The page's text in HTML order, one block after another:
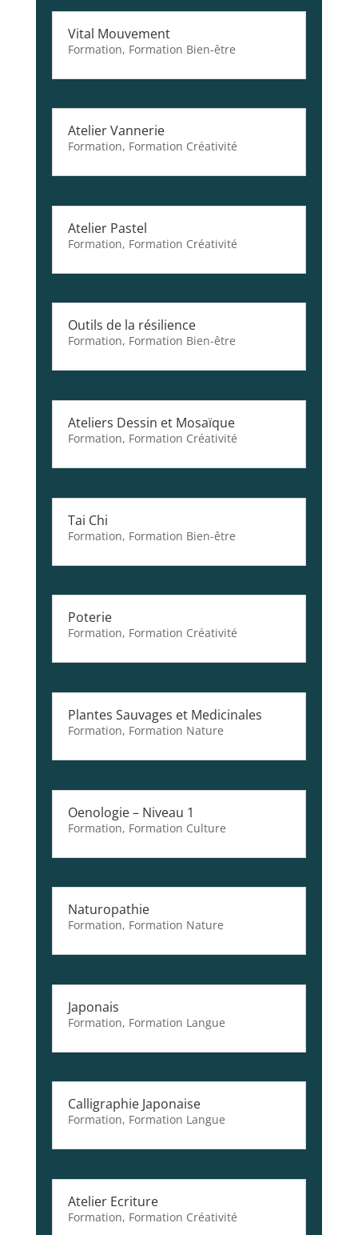
Vital Mouvement
Formation, Formation Bien-être
Atelier Vannerie
Formation, Formation Créativité
Atelier Pastel
Formation, Formation Créativité
Outils de la résilience
Formation, Formation Bien-être
Ateliers Dessin et Mosaïque
Formation, Formation Créativité
Tai Chi
Formation, Formation Bien-être
Poterie
Formation, Formation Créativité
Plantes Sauvages et Medicinales
Formation, Formation Nature
Oenologie – Niveau 1
Formation, Formation Culture
Naturopathie
Formation, Formation Nature
Japonais
Formation, Formation Langue
Calligraphie Japonaise
Formation, Formation Langue
Atelier Ecriture
Formation, Formation Créativité